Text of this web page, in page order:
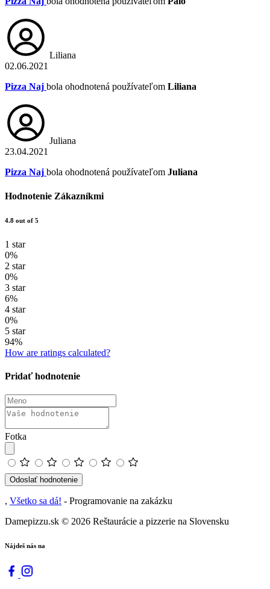
Liliana
02.06.2021
Pizza Naj bola ohodnotená používateľom Liliana
Juliana
23.04.2021
Pizza Naj bola ohodnotená používateľom Juliana
Hodnotenie Zákazníkmi
4.8 out of 5
1 star
0%
2 star
0%
3 star
6%
4 star
0%
5 star
94%
How are ratings calculated?
Pridať hodnotenie
Fotka
Odoslať hodnotenie
, Všetko sa dá! - Programovanie na zakázku
Damepizzu.sk © 2026 Reštaurácie a pizzerie na Slovensku
Nájdeš nás na